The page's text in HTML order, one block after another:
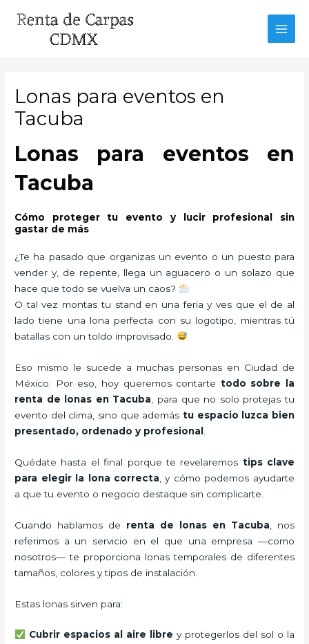
Lonas para eventos en
Tacuba
Lonas para eventos en
Tacuba
Cómo proteger tu evento y lucir profesional sin
gastar de más
¿Te ha pasado que organizas un evento o un puesto para
vender y, de repente, llega un aguacero o un solazo que
hace que todo se vuelva un caos?
O tal vez montas tu stand en una feria y ves que el de al
lado tiene una lona perfecta con su logotipo, mientras tú
batallas con un toldo improvisado.
Eso mismo le sucede a muchas personas en Ciudad de
México. Por eso, hoy queremos contarte todo sobre la
renta de lonas en Tacuba , para que no solo protejas tu
evento del clima, sino que además tu espacio luzca bien
presentado, ordenado y profesional
Quédate hasta el final porque te revelaremos tips clave
para elegir la lona correcta , y cómo podemos ayudarte
a que tu evento o negocio destaque sin complicarte.
Cuando hablamos de renta de lonas en Tacuba , nos
referimos a un servicio en el que una empresa —como
nosotros— te proporciona lonas temporales de diferentes
tamaños, colores y tipos de instalación.
Estas lonas sirven para:
Cubrir espacios al aire libre y protegerlos del sol o la